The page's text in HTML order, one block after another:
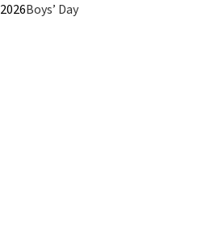
2026Boys’ Day